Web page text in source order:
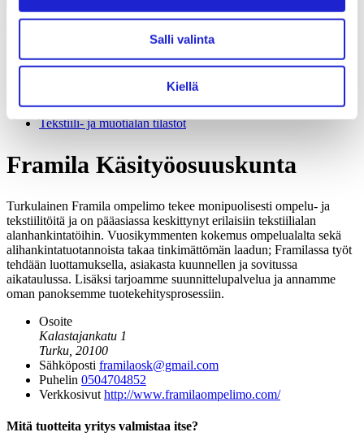
Salli valinta
Kiellä
Tiesitkö tämän tekstiili- ja muotialasta?
Alan yritykset Suomessa – tutustu jäseniimme
Tekstiili- ja muotialan tilastot
Framila Käsityöosuuskunta
Turkulainen Framila ompelimo tekee monipuolisesti ompelu- ja
tekstiilitöitä ja on pääasiassa keskittynyt erilaisiin tekstiilialan
alanhankintatöihin. Vuosikymmenten kokemus ompelualalta sekä
alihankintatuotannoista takaa tinkimättömän laadun; Framilassa työt
tehdään luottamuksella, asiakasta kuunnellen ja sovitussa
aikataulussa. Lisäksi tarjoamme suunnittelupalvelua ja annamme
oman panoksemme tuotekehitysprosessiin.
Osoite
Kalastajankatu 1
Turku, 20100
Sähköposti framilaosk@gmail.com
Puhelin 0504704852
Verkkosivut http://www.framilaompelimo.com/
Mitä tuotteita yritys valmistaa itse?